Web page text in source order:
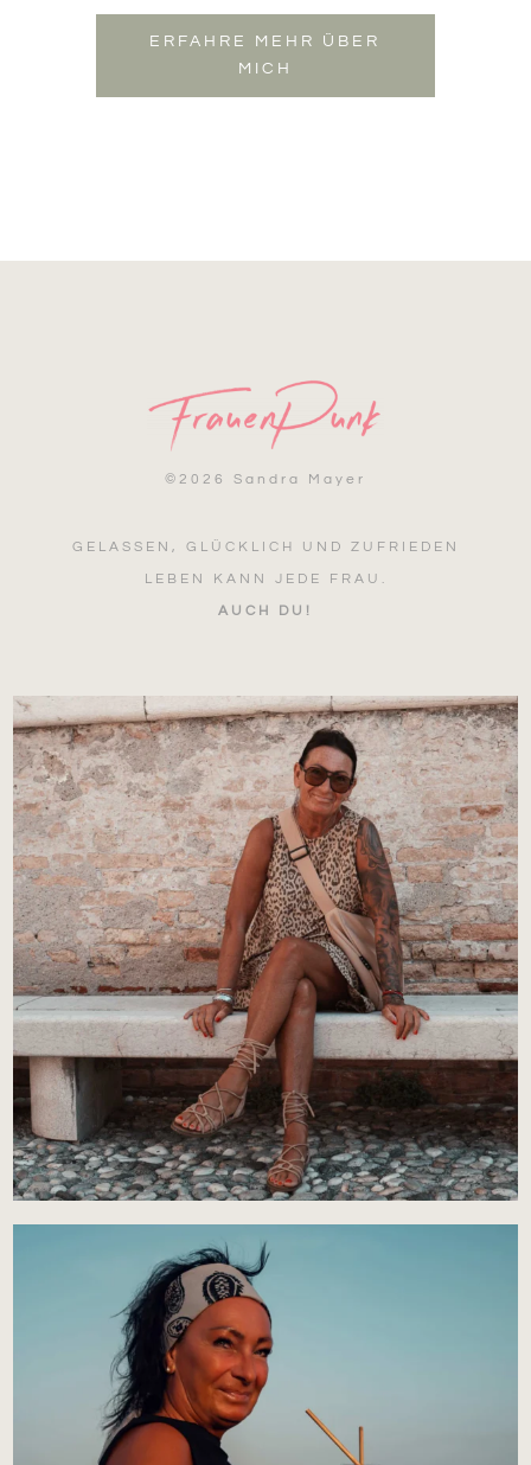
ERFAHRE MEHR ÜBER
MICH
© 2026 Sandra Mayer
GELASSEN, GLÜCKLICH UND ZUFRIEDEN
LEBEN KANN JEDE FRAU.
AUCH DU!